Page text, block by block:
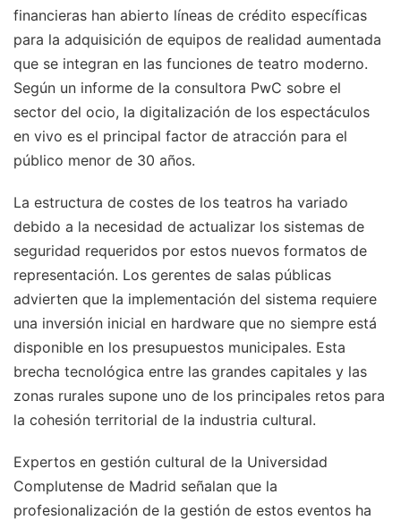
financieras han abierto líneas de crédito específicas
para la adquisición de equipos de realidad aumentada
que se integran en las funciones de teatro moderno.
Según un informe de la consultora PwC sobre el
sector del ocio, la digitalización de los espectáculos
en vivo es el principal factor de atracción para el
público menor de 30 años.
La estructura de costes de los teatros ha variado
debido a la necesidad de actualizar los sistemas de
seguridad requeridos por estos nuevos formatos de
representación. Los gerentes de salas públicas
advierten que la implementación del sistema requiere
una inversión inicial en hardware que no siempre está
disponible en los presupuestos municipales. Esta
brecha tecnológica entre las grandes capitales y las
zonas rurales supone uno de los principales retos para
la cohesión territorial de la industria cultural.
Expertos en gestión cultural de la Universidad
Complutense de Madrid señalan que la
profesionalización de la gestión de estos eventos ha